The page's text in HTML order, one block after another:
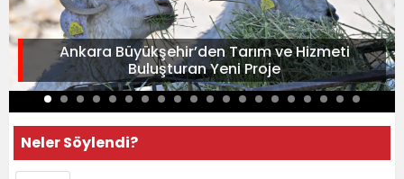
Ankara Büyükşehir’den Tarım ve Hizmeti
Buluşturan Yeni Proje
Neler Söylendi?